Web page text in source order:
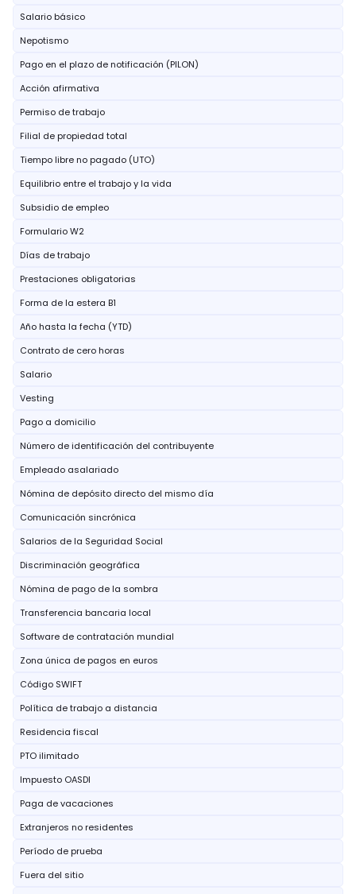
Salario básico
Nepotismo
Pago en el plazo de notificación (PILON)
Acción afirmativa
Permiso de trabajo
Filial de propiedad total
Tiempo libre no pagado (UTO)
Equilibrio entre el trabajo y la vida
Subsidio de empleo
Formulario W2
Días de trabajo
Prestaciones obligatorias
Forma de la estera B1
Año hasta la fecha (YTD)
Contrato de cero horas
Salario
Vesting
Pago a domicilio
Número de identificación del contribuyente
Empleado asalariado
Nómina de depósito directo del mismo día
Comunicación sincrónica
Salarios de la Seguridad Social
Discriminación geográfica
Nómina de pago de la sombra
Transferencia bancaria local
Software de contratación mundial
Zona única de pagos en euros
Código SWIFT
Política de trabajo a distancia
Residencia fiscal
PTO ilimitado
Impuesto OASDI
Paga de vacaciones
Extranjeros no residentes
Período de prueba
Fuera del sitio